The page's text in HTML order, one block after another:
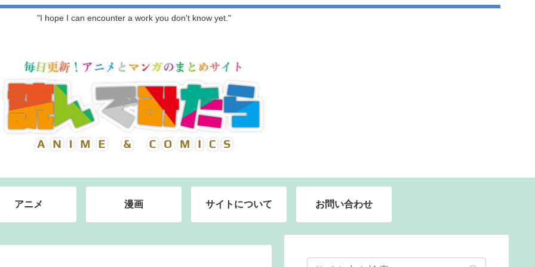
"I hope I can encounter a work you don't know yet."
アニメ 漫画 サイトについて お問い合わせ